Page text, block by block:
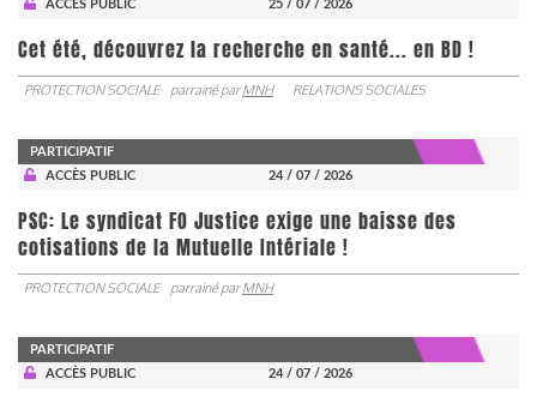
ACCÈS PUBLIC
25 / 07 / 2026
Cet été, découvrez la recherche en santé... en BD !
PROTECTION SOCIALE parrainé parMNH RELATIONS SOCIALES
PARTICIPATIF
ACCÈS PUBLIC
24 / 07 / 2026
PSC: Le syndicat FO Justice exige une baisse des
cotisations de la Mutuelle Intériale !
PROTECTION SOCIALE parrainé parMNH
PARTICIPATIF
ACCÈS PUBLIC
24 / 07 / 2026